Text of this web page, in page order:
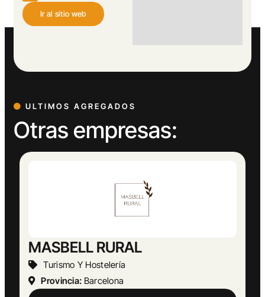
Ir al sitio web
ULTIMOS AGREGADOS
Otras empresas: